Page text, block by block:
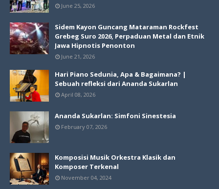
June 25, 2026
Sidem Kayon Guncang Mataraman Rockfest
Grebeg Suro 2026, Perpaduan Metal dan Etnik
Jawa Hipnotis Penonton
June 21, 2026
Hari Piano Sedunia, Apa & Bagaimana? |
Sebuah refleksi dari Ananda Sukarlan
April 08, 2026
Ananda Sukarlan: Simfoni Sinestesia
February 07, 2026
Komposisi Musik Orkestra Klasik dan
Komposer Terkenal
November 04, 2024